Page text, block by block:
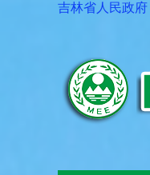
吉林省人民政府